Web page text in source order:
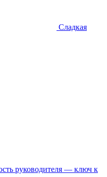
Сладкая
руководителя — ключ к